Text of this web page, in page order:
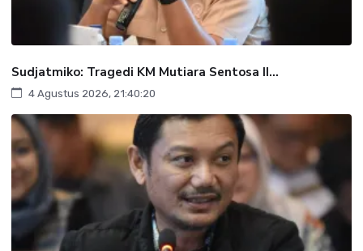
Sudjatmiko: Tragedi KM Mutiara Sentosa II...
4 Agustus 2026, 21:40:20